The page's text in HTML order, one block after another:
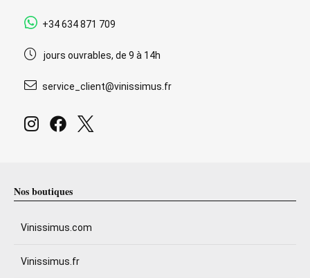
+34 634 871 709
jours ouvrables, de 9 à 14h
service_client@vinissimus.fr
Nos boutiques
Vinissimus.com
Vinissimus.fr